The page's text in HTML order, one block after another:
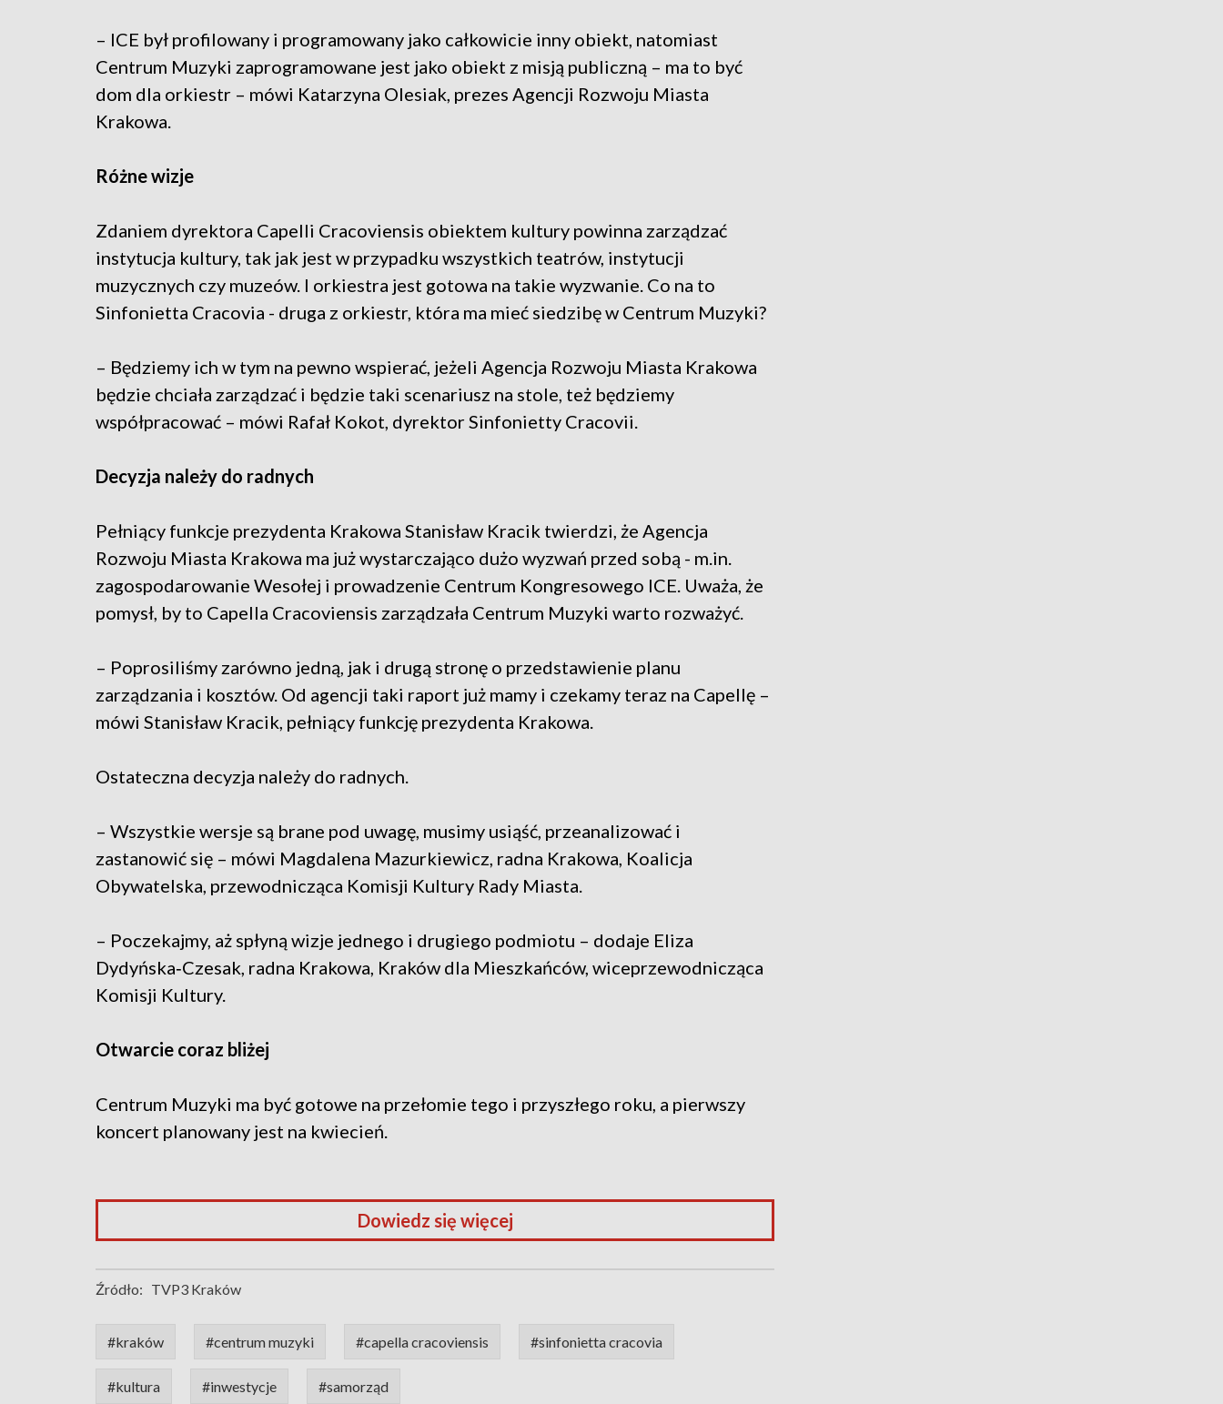
– ICE był profilowany i programowany jako całkowicie inny obiekt, natomiast
Centrum Muzyki zaprogramowane jest jako obiekt z misją publiczną – ma to być
dom dla orkiestr – mówi Katarzyna Olesiak, prezes Agencji Rozwoju Miasta
Krakowa.
Różne wizje
Zdaniem dyrektora Capelli Cracoviensis obiektem kultury powinna zarządzać
instytucja kultury, tak jak jest w przypadku wszystkich teatrów, instytucji
muzycznych czy muzeów. I orkiestra jest gotowa na takie wyzwanie. Co na to
Sinfonietta Cracovia - druga z orkiestr, która ma mieć siedzibę w Centrum Muzyki?
– Będziemy ich w tym na pewno wspierać, jeżeli Agencja Rozwoju Miasta Krakowa
będzie chciała zarządzać i będzie taki scenariusz na stole, też będziemy
współpracować – mówi Rafał Kokot, dyrektor Sinfonietty Cracovii.
Decyzja należy do radnych
Pełniący funkcje prezydenta Krakowa Stanisław Kracik twierdzi, że Agencja
Rozwoju Miasta Krakowa ma już wystarczająco dużo wyzwań przed sobą - m.in.
zagospodarowanie Wesołej i prowadzenie Centrum Kongresowego ICE. Uważa, że
pomysł, by to Capella Cracoviensis zarządzała Centrum Muzyki warto rozważyć.
– Poprosiliśmy zarówno jedną, jak i drugą stronę o przedstawienie planu
zarządzania i kosztów. Od agencji taki raport już mamy i czekamy teraz na Capellę –
mówi Stanisław Kracik, pełniący funkcję prezydenta Krakowa.
Ostateczna decyzja należy do radnych.
– Wszystkie wersje są brane pod uwagę, musimy usiąść, przeanalizować i
zastanowić się – mówi Magdalena Mazurkiewicz, radna Krakowa, Koalicja
Obywatelska, przewodnicząca Komisji Kultury Rady Miasta.
– Poczekajmy, aż spłyną wizje jednego i drugiego podmiotu – dodaje Eliza
Dydyńska‑Czesak, radna Krakowa, Kraków dla Mieszkańców, wiceprzewodnicząca
Komisji Kultury.
Otwarcie coraz bliżej
Centrum Muzyki ma być gotowe na przełomie tego i przyszłego roku, a pierwszy
koncert planowany jest na kwiecień.
Dowiedz się więcej
Źródło: TVP3 Kraków
#kraków #centrum muzyki #capella cracoviensis #sinfonietta cracovia
#kultura #inwestycje #samorząd